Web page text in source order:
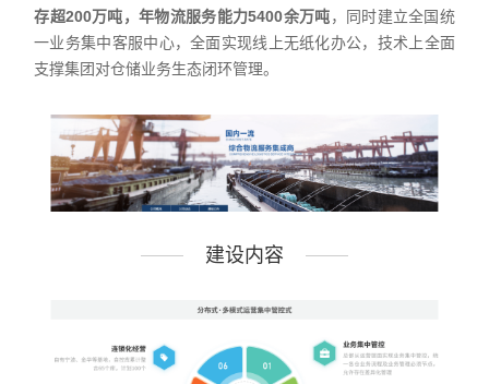
存超200万吨，年物流服务能力5400余万吨，同时建立全国统
一业务集中客服中心，全面实现线上无纸化办公，技术上全面
支撑集团对仓储业务生态闭环管理。
建设内容